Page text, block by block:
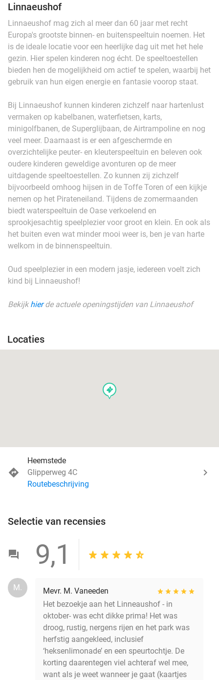
Linnaeushof
Linnaeushof mag zich al meer dan 60 jaar met recht
Europa's grootste binnen- en buitenspeeltuin noemen. Het
is de ideale locatie voor een heerlijke dag uit met het hele
gezin. Hier spelen kinderen nog écht. De speeltoestellen
bieden hen de mogelijkheid om actief te spelen, waarbij het
gebruik van hun eigen energie en fantasie voorop staat.
Bij Linnaeushof kunnen kinderen zichzelf naar hartenlust
vermaken op kabelbanen, waterfietsen, karts,
minigolfbanen, de Superglijbaan, de Airtrampoline en nog
veel meer. Daarnaast is er een afgeschermde en
overzichtelijke peuter- en kleuterspeeltuin en beleven ook
oudere kinderen geweldige avonturen op de meer
uitdagende speeltoestellen. Zo kunnen zij zichzelf
bijvoorbeeld omhoog hijsen in de Toffe Toren of een kijkje
nemen op het Pirateneiland. Tijdens de zomermaanden
biedt waterspeeltuin de Oase verkoelend en
sprookjesachtig speelplezier voor groot en klein. En ook als
het buiten even wat minder mooi weer is, ben je van harte
welkom in de binnenspeeltuin.
Oud speelplezier in een modern jasje, iedereen voelt zich
kind bij Linnaeushof!
Bekijkhierde actuele openingstijden van Linnaeushof
Locaties
events
Heemstede
Glipperweg 4C
Routebeschrijving
Selectie van recensies
9,1
M.
Mevr. M. Vaneeden
Het bezoekje aan het Linneaushof - in
oktober- was echt dikke prima! Het was
droog, rustig, nergens rijen en het park was
herfstig aangekleed, inclusief
‘heksenlimonade’ en een speurtochtje. De
korting daarentegen viel achteraf wel mee,
want als je weet wanneer je gaat (kaartjes